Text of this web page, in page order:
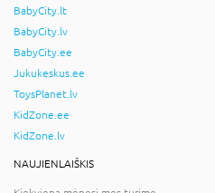
BabyCity.lt
BabyCity.lv
BabyCity.ee
Jukukeskus.ee
ToysPlanet.lv
KidZone.ee
KidZone.lv
NAUJIENLAIŠKIS